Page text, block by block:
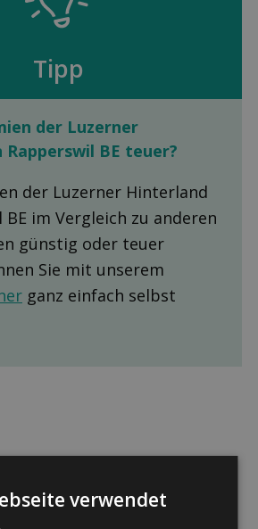
Tipp
der Luzerner
BE teuer?
der Luzerner Hinterland
BE im Vergleich zu anderen
günstig oder teuer
Sie mit unserem
ganz einfach selbst
bei der
verwendet